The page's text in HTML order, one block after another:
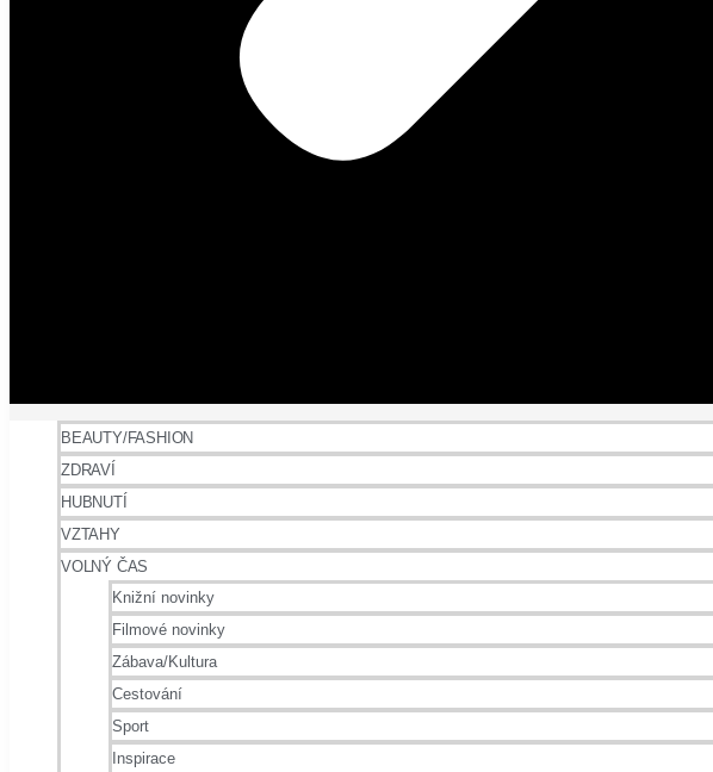
BEAUTY/FASHION
ZDRAVÍ
HUBNUTÍ
VZTAHY
VOLNÝ ČAS
Knižní novinky
Filmové novinky
Zábava/Kultura
Cestování
Sport
Inspirace